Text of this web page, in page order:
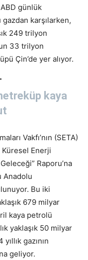
ABD günlük
gazdan karşılarken,
249 trilyon
33 trilyon
Çin’de yer alıyor.
kaya
Vakfı’nın (SETA)
Küresel Enerji
Raporu’na
Anadolu
Bu iki
679 milyar
kaya petrolü
yaklaşık 50 milyar
gazının
geliyor.